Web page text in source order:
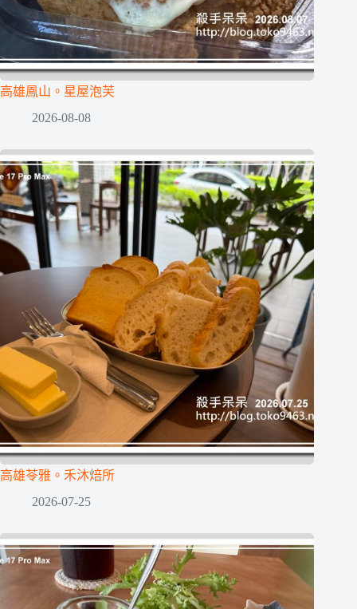
高雄鳳山。星屋泡芙
2026-08-08
高雄苓雅。禾沐焙所
2026-07-25